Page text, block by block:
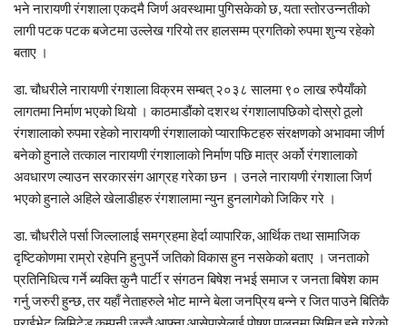
भने नारायणी रंगशाला एकदमै जिर्ण अवस्थामा पुगिसकेको छ, यता स्तोरउन्नतीको
लागी पटक पटक बजेटमा उल्लेख गरियो तर हालसम्म प्रगतिको रुपमा शुन्य रहेको
बताए ।
डा. चौधरीले नारायणी रंगशाला विक्रम सम्बत् २०३८ सालमा ९० लाख रुपैयाँको
लागतमा निर्माण भएको थियो । काठमाडौंको दशरथ रंगशालापछिको दोस्रो ठूलो
रंगशालाको रुपमा रहेको नारायणी रंगशालाको प्याराफिटहरु संरक्षणको अभावमा जीर्ण
बनेको हुनाले तत्काल नारायणी रंगशालाको निर्माण पछि मात्र अर्को रंगशालाको
अवधारण ल्याउन सरकारसंग आग्रह गरेका छन । उनले नारायणी रंगशाला जिर्ण
भएको हुनाले अहिले खेलाडीहरु रंगशालामा न्युन हुनलागेको जिकिर गरे ।
डा. चौधरीले पर्सा जिल्लालाई समग्रहमा हेर्दा व्यापारिक, आर्थिक तथा सामाजिक
दृष्टिकोणमा राम्रो रहेपनि हुनुपर्ने जतिको विकास हुन नसकेको बताए । जनताको
प्रतिनिधित्व गर्ने ब्यक्ति कुनै पार्टी र संगठन बिषेश नभई समाज र जनता बिषेश काम
गर्नु जरुरी हुन्छ, तर यहाँ नेताहरुले भोट माग्ने बेला जनप्रिय बन्ने र जित पाउने बितिकै